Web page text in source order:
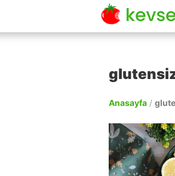
Anasayfa /